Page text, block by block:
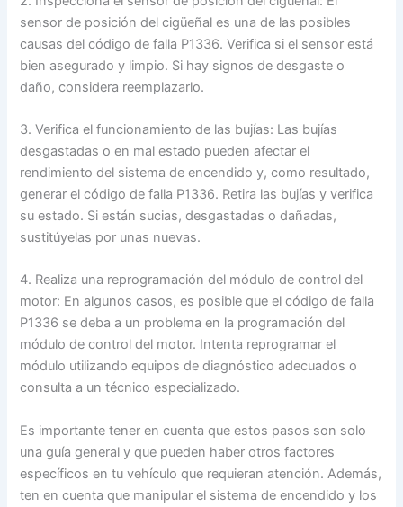
sensor de posición del cigüeñal es una de las posibles
causas del código de falla P1336. Verifica si el sensor está
bien asegurado y limpio. Si hay signos de desgaste o
daño, considera reemplazarlo.
3. Verifica el funcionamiento de las bujías: Las bujías
desgastadas o en mal estado pueden afectar el
rendimiento del sistema de encendido y, como resultado,
generar el código de falla P1336. Retira las bujías y verifica
su estado. Si están sucias, desgastadas o dañadas,
sustitúyelas por unas nuevas.
4. Realiza una reprogramación del módulo de control del
motor: En algunos casos, es posible que el código de falla
P1336 se deba a un problema en la programación del
módulo de control del motor. Intenta reprogramar el
módulo utilizando equipos de diagnóstico adecuados o
consulta a un técnico especializado.
Es importante tener en cuenta que estos pasos son solo
una guía general y que pueden haber otros factores
específicos en tu vehículo que requieran atención. Además,
ten en cuenta que manipular el sistema de encendido y los